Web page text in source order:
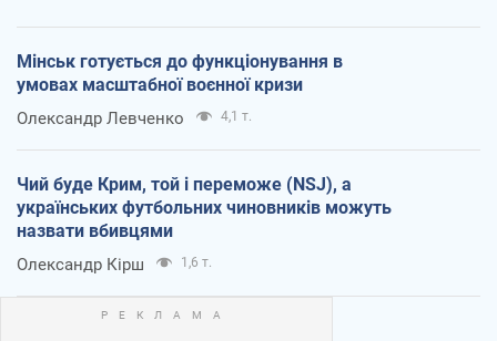
Мінськ готується до функціонування в
умовах масштабної воєнної кризи
Олександр Левченко 4,1 т.
Чий буде Крим, той і переможе (NSJ), а
українських футбольних чиновників можуть
назвати вбивцями
Олександр Кірш 1,6 т.